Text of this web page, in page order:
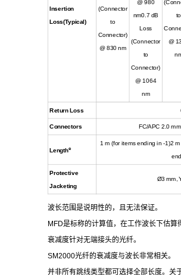
Insertion
Loss(Typical)
(Connector
to
Connector)
@ 830 nm
@ 980
nm0.7 dB
Loss
(Connector
to
Connector)
@ 1064
nm
to
@
Return Loss
Connectors FC/APC 2.0
Lengthe
1 m (for items ending in -1)2
Protective
Jacketing
Ø3 mm,
波长范围是说明性的，且无法保证。
MFD是标称的计算值，在工作波长下估算
衰减度针对无端接头的光纤。
SM2000光纤的衰减度与波长非常相关。
并非所有跳线类型都可选择全部长度。关